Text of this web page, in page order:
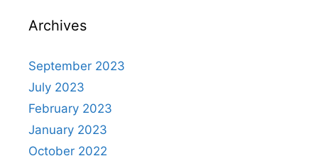
Archives
September 2023
July 2023
February 2023
January 2023
October 2022